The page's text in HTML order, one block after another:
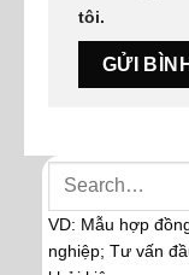
tôi.
VD: Mẫu hợp
nghiệp; Tư vấn